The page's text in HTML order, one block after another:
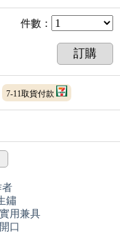
件數 ：
訂購
7-11取貨付款
者
鏽
用兼具
口